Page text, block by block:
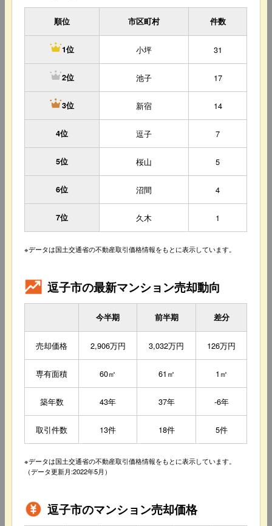
順位 市区町村 件数
1位 小坪 31
2位 池子 17
3位 新宿 14
4位 逗子 7
5位 桜山 5
6位 沼間 4
7位 久木 1
※データは国土交通省の不動産取引価格情報をもとに表示しています。
逗子市の最新マンション売却動向
今半期 前半期 差分
売却価格 2,906万円 3,032万円 126万円
専有面積 60㎡ 61㎡ 1㎡
築年数 43年 37年 -6年
取引件数 13件 18件 5件
※データは国土交通省の不動産取引価格情報をもとに表示しています。
（データ更新月:2022年5月）
逗子市のマンション売却価格